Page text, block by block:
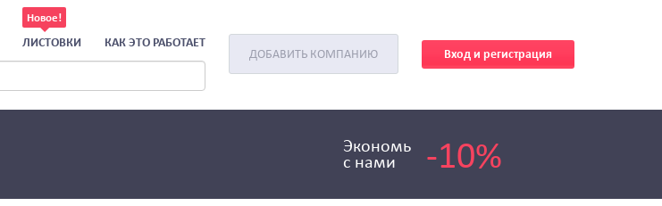
ЛИСТОВКИ КАК ЭТО РАБОТАЕТ
ДОБАВИТЬ КОМПАНИЮ Вход и регистрация
Экономь
с нами -10%